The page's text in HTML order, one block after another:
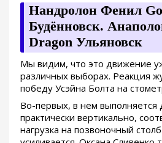
Нандролон Фенил
Будённовск.
Dragon Ульяновск
Мы видим, что это движение
различных выборах. Реакция
победу Усэйна Болта на
Во-первых, в нем выполняется
практически вертикально,
нагрузка на позвоночный